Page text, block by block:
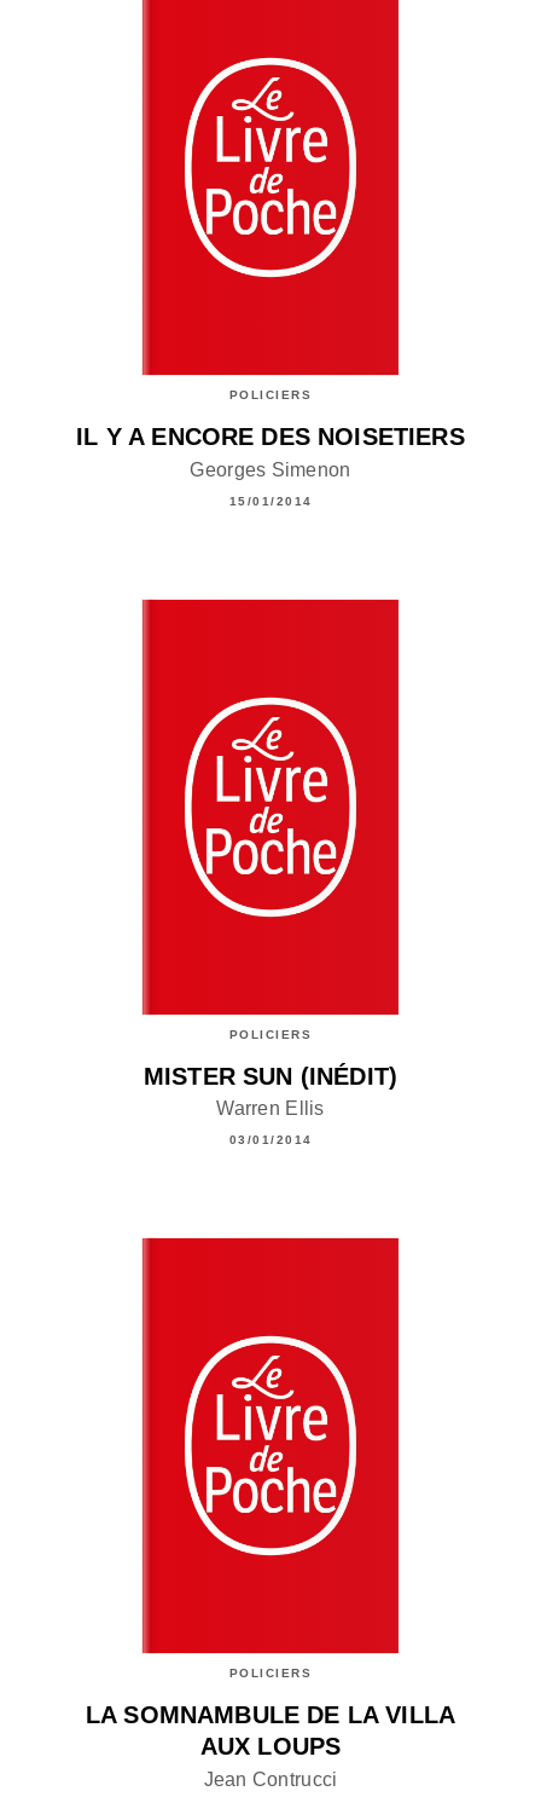
POLICIERS
IL Y A ENCORE DES NOISETIERS
Georges Simenon
15/01/2014
POLICIERS
MISTER SUN (INÉDIT)
Warren Ellis
03/01/2014
POLICIERS
LA SOMNAMBULE DE LA VILLA
AUX LOUPS
Jean Contrucci